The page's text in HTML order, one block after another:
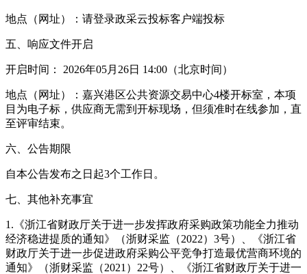
地点（网址）：请登录政采云投标客户端投标
五、响应文件开启
开启时间： 2026年05月26日 14:00（北京时间）
地点（网址）：嘉兴港区公共资源交易中心4楼开标室，本项
目为电子标，供应商无需到开标现场，但须准时在线参加，直
至评审结束。
六、公告期限
自本公告发布之日起3个工作日。
七、其他补充事宜
1.《浙江省财政厅关于进一步发挥政府采购政策功能全力推动
经济稳进提质的通知》（浙财采监（2022）3号）、《浙江省
财政厅关于进一步促进政府采购公平竞争打造最优营商环境的
通知》（浙财采监（2021）22号）、《浙江省财政厅关于进一